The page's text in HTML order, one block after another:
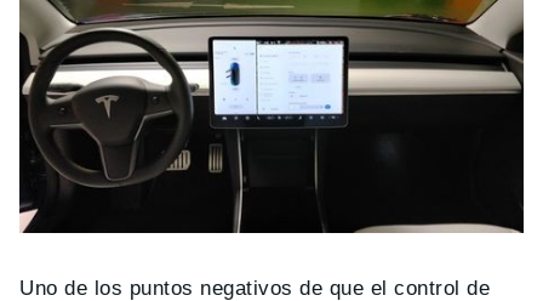
Uno de los puntos negativos de que el control de